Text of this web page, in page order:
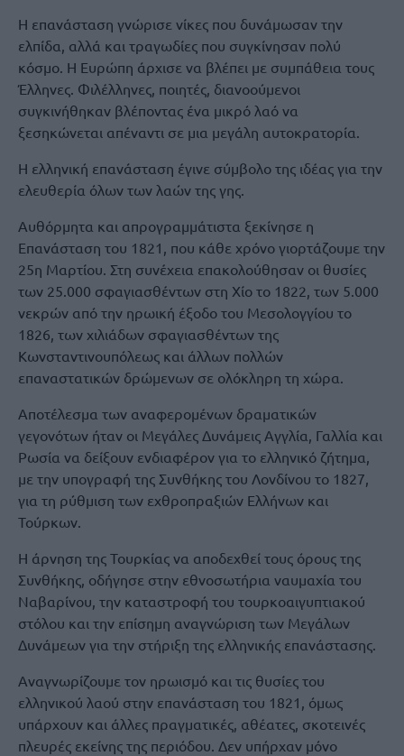
Η επανάσταση γνώρισε νίκες που δυνάμωσαν την
ελπίδα, αλλά και τραγωδίες που συγκίνησαν πολύ
κόσμο. Η Ευρώπη άρχισε να βλέπει με συμπάθεια τους
Έλληνες. Φιλέλληνες, ποιητές, διανοούμενοι
συγκινήθηκαν βλέποντας ένα μικρό λαό να
ξεσηκώνεται απέναντι σε μια μεγάλη αυτοκρατορία.
Η ελληνική επανάσταση έγινε σύμβολο της ιδέας για την
ελευθερία όλων των λαών της γης.
Αυθόρμητα και απρογραμμάτιστα ξεκίνησε η
Επανάσταση του 1821, που κάθε χρόνο γιορτάζουμε την
25η Μαρτίου. Στη συνέχεια επακολούθησαν οι θυσίες
των 25.000 σφαγιασθέντων στη Χίο το 1822, των 5.000
νεκρών από την ηρωική έξοδο του Μεσολογγίου το
1826, των χιλιάδων σφαγιασθέντων της
Κωνσταντινουπόλεως και άλλων πολλών
επαναστατικών δρώμενων σε ολόκληρη τη χώρα.
Αποτέλεσμα των αναφερομένων δραματικών
γεγονότων ήταν οι Μεγάλες Δυνάμεις Αγγλία, Γαλλία και
Ρωσία να δείξουν ενδιαφέρον για το ελληνικό ζήτημα,
με την υπογραφή της Συνθήκης του Λονδίνου το 1827,
για τη ρύθμιση των εχθροπραξιών Ελλήνων και
Τούρκων.
Η άρνηση της Τουρκίας να αποδεχθεί τους όρους της
Συνθήκης, οδήγησε στην εθνοσωτήρια ναυμαχία του
Ναβαρίνου, την καταστροφή του τουρκοαιγυπτιακού
στόλου και την επίσημη αναγνώριση των Μεγάλων
Δυνάμεων για την στήριξη της ελληνικής επανάστασης.
Αναγνωρίζουμε τον ηρωισμό και τις θυσίες του
ελληνικού λαού στην επανάσταση του 1821, όμως
υπάρχουν και άλλες πραγματικές, αθέατες, σκοτεινές
πλευρές εκείνης της περιόδου. Δεν υπήρχαν μόνο